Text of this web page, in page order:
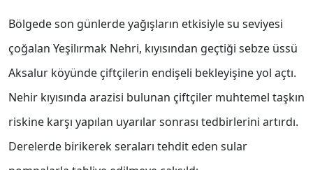
Bölgede son günlerde yağışların etkisiyle su seviyesi
çoğalan Yeşilırmak Nehri, kıyısından geçtiği sebze üssü
Aksalur köyünde çiftçilerin endişeli bekleyişine yol açtı.
Nehir kıyısında arazisi bulunan çiftçiler muhtemel taşkın
riskine karşı yapılan uyarılar sonrası tedbirlerini artırdı.
Derelerde birikerek seraları tehdit eden sular